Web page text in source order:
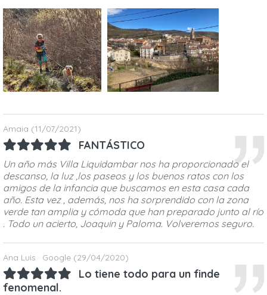
Amaia (11/07/2021)
FANTÁSTICO
Un año más Villa Liquidambar nos ha proporcionado el
descanso, la luz ,los paseos y los buenos ratos con los
amigos de la infancia que buscamos en esta casa cada
año. Esta vez , además, nos ha sorprendido con la zona
verde tan amplia y cómoda que han preparado junto al río
. Todo un acierto, Joaquin y Paloma. Volveremos seguro.
Ana Luis · Google (29/04/2020)
Lo tiene todo para un finde
fenomenal.